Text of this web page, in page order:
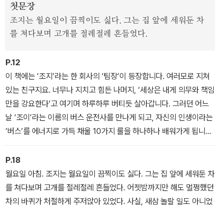
첫문장
조지는 월요일이 끔찍이도 싫다. 그는 집 앞에 세워둔 차
를 쳐다보며 고개를 절레절레 흔들었다.
P.12
이 책에는 ‘조지’라는 한 회사의 ‘팀장’이 등장합니다. 여러모로 지쳐
있는 친구지요. 너무나 지치고 힘든 나머지, ‘세상은 내게 의무와 책임
만을 강요한다’고 여기며 하루하루 버티듯 살아갑니다. 그러던 어느
날 ‘조이’라는 이름의 버스 운전사를 만나게 되고, 자신의 인생이라는
‘버스’를 에너지로 가득 채울 10가지 룰을 하나하나 배워가게 됩니다.
페이지를 넘겨가며 우리는 그가 10가지 에너지 룰을 통해 자신의 삶
을 변화시켜가는 모습을 지켜보게 될 것입니다.
하지만 이 책을 읽어나가다 보면 그 10가지 룰이 비단, 어느 조직의
리더나 팀장, 오피니언 리더들에게만 해당되는 게 아니라는 점을 발
견하게 될 것입니다. 또 이 이야기가 반드시 기업에 몸담은 사람들에
P.18
월요일 아침. 조지는 월요일이 끔찍이도 싫다. 그는 집 앞에 세워둔 차
를 쳐다보며 고개를 절레절레 흔들었다. 어젯밤까지만 해도 멀쩡했던
차의 바퀴가 처절하게 주저앉아 있었다. 사실, 새삼 놀랄 일도 아니었